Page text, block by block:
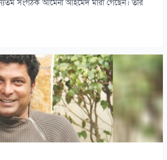
সংগঠক আমেনা আহমেদ মারা গেছেন। তার